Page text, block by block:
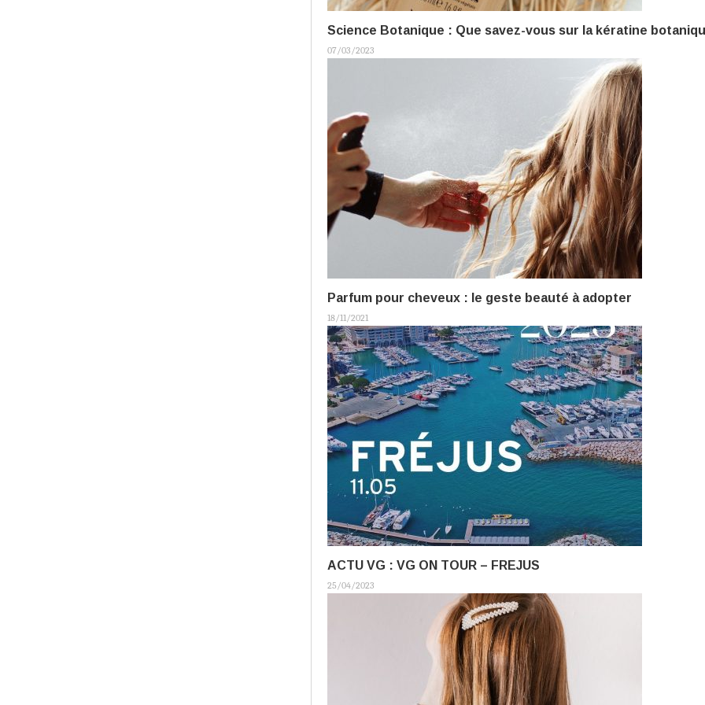
Science Botanique : Que savez-vous sur la kératine
07/03/2023
Parfum pour cheveux : le geste beauté à adopter
18/11/2021
ACTU VG : VG ON TOUR – FREJUS
25/04/2023